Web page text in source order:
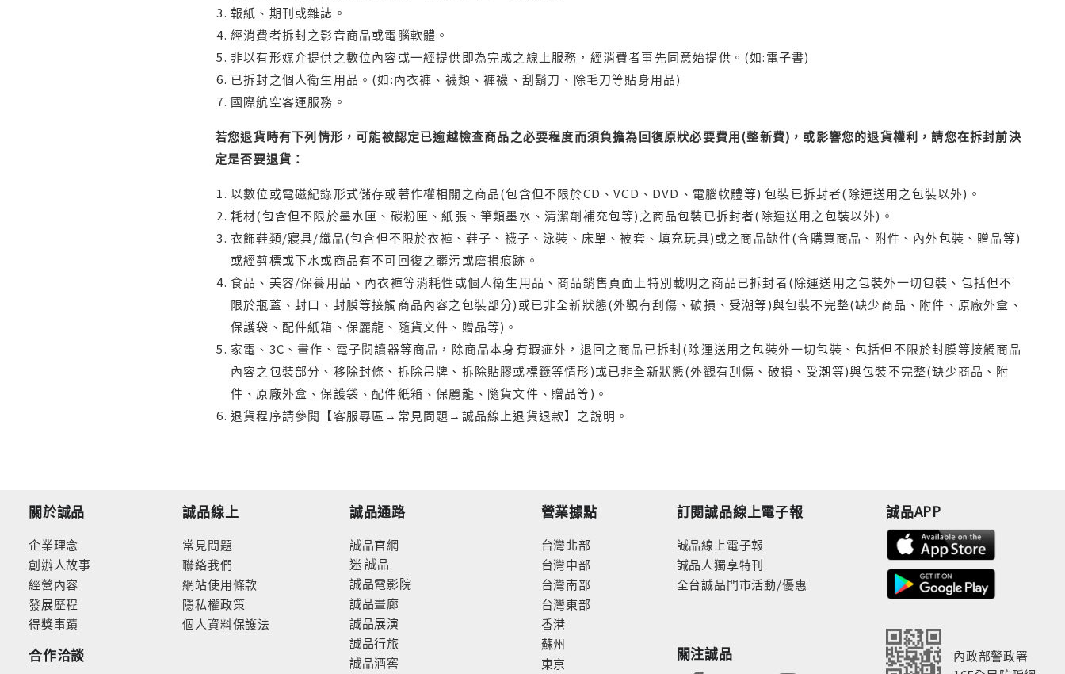
報紙、期刊或雜誌。
經消費者拆封之影音商品或電腦軟體。
非以有形媒介提供之數位內容或一經提供即為完成之線上服務，經消費者事先同意始提供。(如:電子書)
已拆封之個人衛生用品。(如:內衣褲、襪類、褲襪、刮鬍刀、除毛刀等貼身用品)
國際航空客運服務。
若您退貨時有下列情形，可能被認定已逾越檢查商品之必要程度而須負擔為回復原狀必要費用(整新費)，或影響您的退貨權利，請您在拆封前決
定是否要退貨：
以數位或電磁紀錄形式儲存或著作權相關之商品(包含但不限於CD、VCD、DVD、電腦軟體等) 包裝已拆封者(除運送用之包裝以外)。
耗材(包含但不限於墨水匣、碳粉匣、紙張、筆類墨水、清潔劑補充包等)之商品包裝已拆封者(除運送用之包裝以外)。
衣飾鞋類/寢具/織品(包含但不限於衣褲、鞋子、襪子、泳裝、床單、被套、填充玩具)或之商品缺件(含購買商品、附件、內外包裝、贈品等)
或經剪標或下水或商品有不可回復之髒污或磨損痕跡。
食品、美容/保養用品、內衣褲等消耗性或個人衛生用品、商品銷售頁面上特別載明之商品已拆封者(除運送用之包裝外一切包裝、包括但不
限於瓶蓋、封口、封膜等接觸商品內容之包裝部分)或已非全新狀態(外觀有刮傷、破損、受潮等)與包裝不完整(缺少商品、附件、原廠外盒、
保護袋、配件紙箱、保麗龍、隨貨文件、贈品等)。
家電、3C、畫作、電子閱讀器等商品，除商品本身有瑕疵外，退回之商品已拆封(除運送用之包裝外一切包裝、包括但不限於封膜等接觸商品
內容之包裝部分、移除封條、拆除吊牌、拆除貼膠或標籤等情形)或已非全新狀態(外觀有刮傷、破損、受潮等)與包裝不完整(缺少商品、附
件、原廠外盒、保護袋、配件紙箱、保麗龍、隨貨文件、贈品等)。
退貨程序請參閱【客服專區→常見問題→誠品線上退貨退款】之說明。
關於誠品
企業理念
創辦人故事
經營內容
發展歷程
得獎事蹟
合作洽談
誠品線上
常見問題
聯絡我們
網站使用條款
隱私權政策
個人資料保護法
誠品通路
誠品官網
迷 誠品
誠品電影院
誠品畫廊
誠品展演
誠品行旅
誠品酒窖
營業據點
台灣北部
台灣中部
台灣南部
台灣東部
香港
蘇州
東京
訂閱誠品線上電子報
誠品線上電子報
誠品人獨享特刊
全台誠品門市活動/優惠
關注誠品
誠品APP
內政部警政署